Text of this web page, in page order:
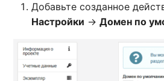
Добавьте созданное
Настройки ->Домен по